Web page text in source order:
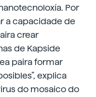
Por
a capacidade de
crear
de Kapside
paira formar
explica
do mosaico do